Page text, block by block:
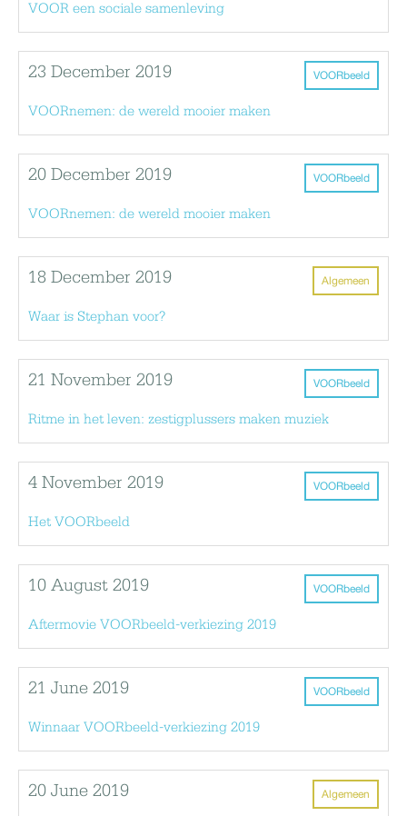
VOOR een sociale samenleving
VOORbeeld
23 December 2019
VOORnemen: de wereld mooier maken
VOORbeeld
20 December 2019
VOORnemen: de wereld mooier maken
Algemeen
18 December 2019
Waar is Stephan voor?
VOORbeeld
21 November 2019
Ritme in het leven: zestigplussers maken muziek
VOORbeeld
4 November 2019
Het VOORbeeld
VOORbeeld
10 August 2019
Aftermovie VOORbeeld-verkiezing 2019
VOORbeeld
21 June 2019
Winnaar VOORbeeld-verkiezing 2019
Algemeen
20 June 2019